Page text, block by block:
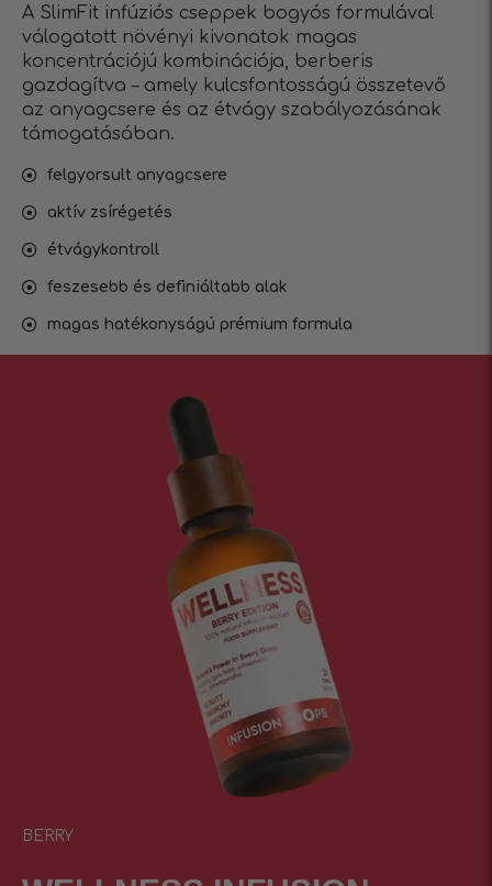
A SlimFit infúziós cseppek bogyós formulával
válogatott növényi kivonatok magas
koncentrációjú kombinációja, berberis
gazdagítva – amely kulcsfontosságú összetevő
az anyagcsere és az étvágy szabályozásának
támogatásában.
felgyorsult anyagcsere
aktív zsírégetés
étvágykontroll
feszesebb és definiáltabb alak
magas hatékonyságú prémium formula
BERRY